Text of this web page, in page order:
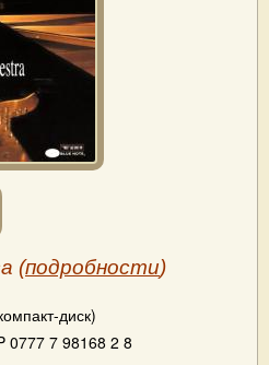
(подробности)
диск)
0777 7 98168 2 8